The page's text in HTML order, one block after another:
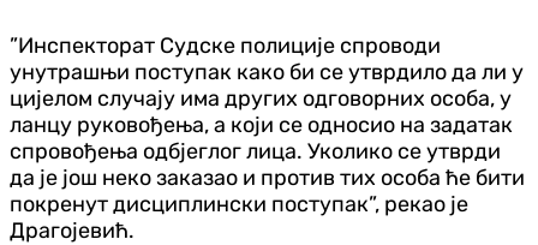
”Инспекторат Судске полиције спроводи
унутрашњи поступак како би се утврдило да ли у
цијелом случају има других одговорних особа, у
ланцу руковођења, а који се односио на задатак
спровођења одбјеглог лица. Уколико се утврди
да је још неко заказао и против тих особа ће бити
покренут дисциплински поступак”, рекао је
Драгојевић.